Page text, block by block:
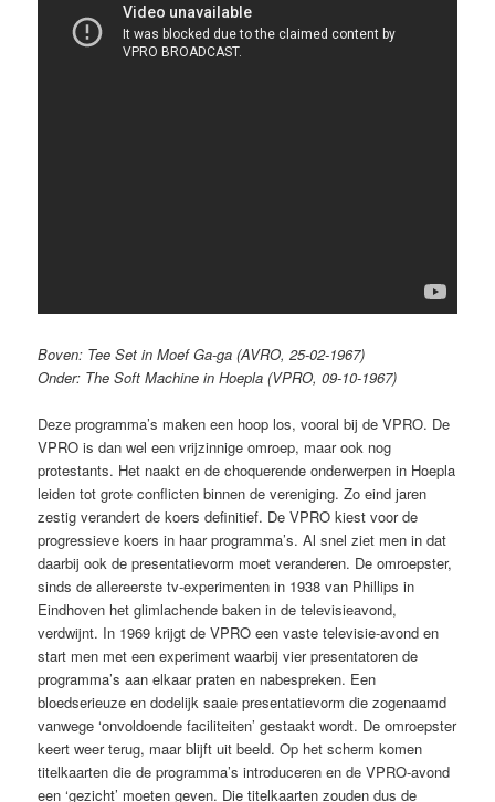
Boven: Tee Set in Moef Ga-ga (AVRO, 25-02-1967)
Onder: The Soft Machine in Hoepla (VPRO, 09-10-1967)
Deze programma’s maken een hoop los, vooral bij de VPRO. De
VPRO is dan wel een vrijzinnige omroep, maar ook nog
protestants. Het naakt en de choquerende onderwerpen in Hoepla
leiden tot grote conflicten binnen de vereniging. Zo eind jaren
zestig verandert de koers definitief. De VPRO kiest voor de
progressieve koers in haar programma’s. Al snel ziet men in dat
daarbij ook de presentatievorm moet veranderen. De omroepster,
sinds de allereerste tv-experimenten in 1938 van Phillips in
Eindhoven het glimlachende baken in de televisieavond,
verdwijnt. In 1969 krijgt de VPRO een vaste televisie-avond en
start men met een experiment waarbij vier presentatoren de
programma’s aan elkaar praten en nabespreken. Een
bloedserieuze en dodelijk saaie presentatievorm die zogenaamd
vanwege ‘onvoldoende faciliteiten’ gestaakt wordt. De omroepster
keert weer terug, maar blijft uit beeld. Op het scherm komen
titelkaarten die de programma’s introduceren en de VPRO-avond
een ‘gezicht’ moeten geven. Die titelkaarten zouden dus de